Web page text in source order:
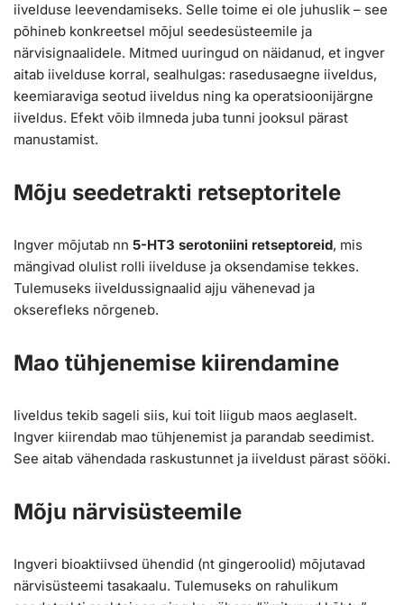
iivelduse leevendamiseks. Selle toime ei ole juhuslik – see
põhineb konkreetsel mõjul seedesüsteemile ja
närvisignaalidele. Mitmed uuringud on näidanud, et ingver
aitab iivelduse korral, sealhulgas: rasedusaegne iiveldus,
keemiaraviga seotud iiveldus ning ka operatsioonijärgne
iiveldus. Efekt võib ilmneda juba tunni jooksul pärast
manustamist.
Mõju seedetrakti retseptoritele
Ingver mõjutab nn 5-HT3 serotoniini retseptoreid, mis
mängivad olulist rolli iivelduse ja oksendamise tekkes.
Tulemuseks iiveldussignaalid ajju vähenevad ja
okserefleks nõrgeneb.
Mao tühjenemise kiirendamine
Iiveldus tekib sageli siis, kui toit liigub maos aeglaselt.
Ingver kiirendab mao tühjenemist ja parandab seedimist.
See aitab vähendada raskustunnet ja iiveldust pärast sööki.
Mõju närvisüsteemile
Ingveri bioaktiivsed ühendid (nt gingeroolid) mõjutavad
närvisüsteemi tasakaalu. Tulemuseks on rahulikum